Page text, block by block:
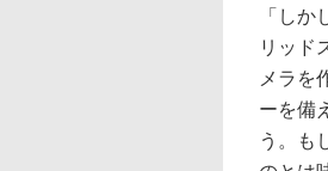
「し
リッド
メラを
ーを備
う。も